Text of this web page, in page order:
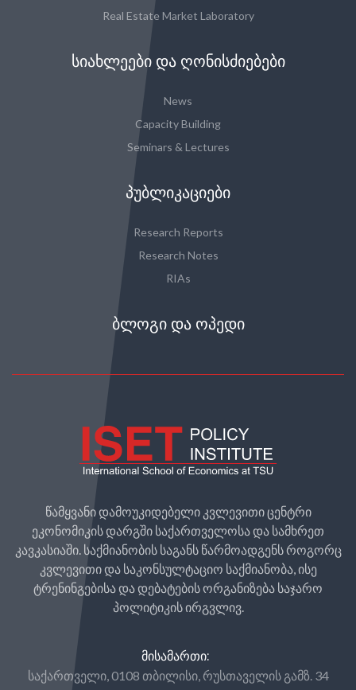
Real Estate Market Laboratory
ᲡᲘᲐᲮᲚᲔᲔᲑᲘ ᲓᲐ ᲦᲝᲜᲘᲡᲫᲘᲔᲑᲔᲑᲘ
News
Capacity Building
Seminars & Lectures
ᲞᲣᲑᲚᲘᲙᲐᲪᲘᲔᲑᲘ
Research Reports
Research Notes
RIAs
ᲑᲚᲝᲒᲘ ᲓᲐ ᲝᲞᲔᲓᲘ
წამყვანი დამოუკიდებელი კვლევითი ცენტრი
ეკონომიკის დარგში საქართველოსა და სამხრეთ
კავკასიაში. საქმიანობის საგანს წარმოადგენს როგორც
კვლევითი და საკონსულტაციო საქმიანობა, ისე
ტრენინგებისა და დებატების ორგანიზება საჯარო
პოლიტიკის ირგვლივ.
ᲛᲘᲡᲐᲛᲐᲠᲗᲘ:
საქართველი, 0108 თბილისი, რუსთაველის გამზ. 34